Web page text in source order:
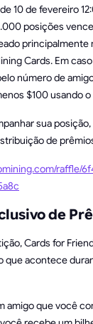
10 de fevereiro
posições
principalmente
Cards. Em
número de
$100 usando
sua
de
raffle/
de
Cards for
que acontece
amigo que você